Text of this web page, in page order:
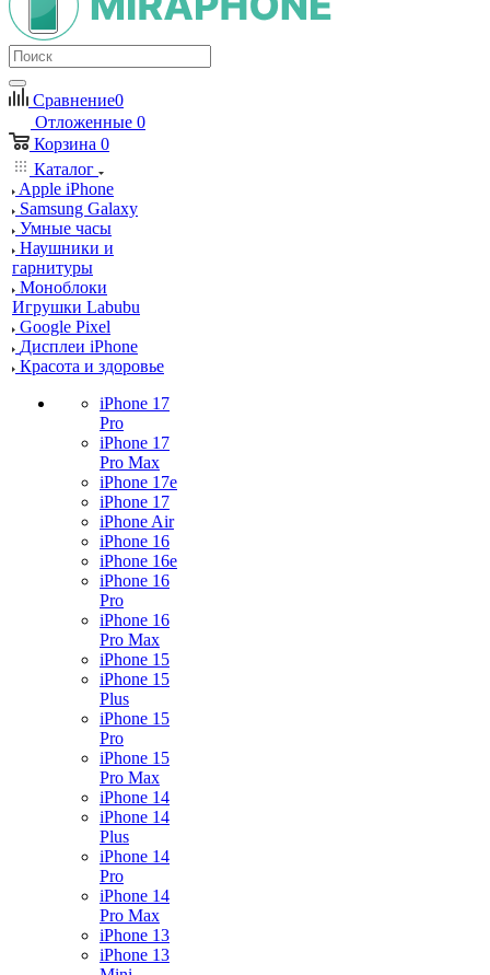
Сравнение0
Отложенные 0
Корзина 0
Каталог
Apple iPhone
Samsung Galaxy
Умные часы
Наушники и
гарнитуры
Моноблоки
Игрушки Labubu
Google Pixel
Дисплеи iPhone
Красота и здоровье
iPhone 17
Pro
iPhone 17
Pro Max
iPhone 17e
iPhone 17
iPhone Air
iPhone 16
iPhone 16e
iPhone 16
Pro
iPhone 16
Pro Max
iPhone 15
iPhone 15
Plus
iPhone 15
Pro
iPhone 15
Pro Max
iPhone 14
iPhone 14
Plus
iPhone 14
Pro
iPhone 14
Pro Max
iPhone 13
iPhone 13